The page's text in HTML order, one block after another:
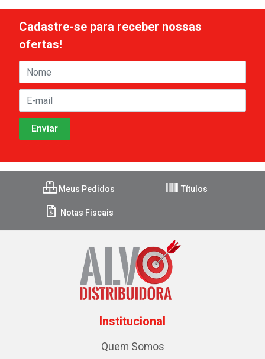
Cadastre-se para receber nossas
ofertas!
Meus Pedidos Títulos
Notas Fiscais
Institucional
Quem Somos